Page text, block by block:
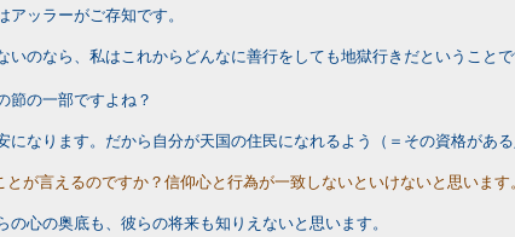
アッラーがご存知です。
のなら、私はこれからどんなに善行をしても地獄行きだということで
節の一部ですよね？
なります。だから自分が天国の住民になれるよう（＝その資格があ
が言えるのですか？信仰心と行為が一致しないといけないと思います
心の奥底も、彼らの将来も知りえないと思います。